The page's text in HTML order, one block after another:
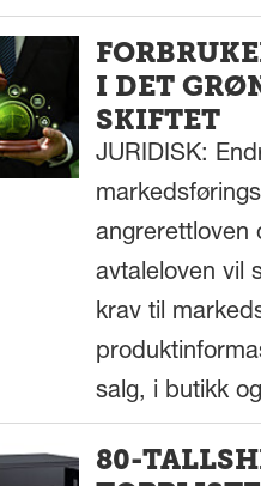
I DET
SKIFTET
JURIDISK:
angrerettloven
avtaleloven vil
krav til
salg, i butikk
80-